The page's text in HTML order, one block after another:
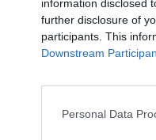
information disclosed
further disclosure of
participants. This
Downstream
Personal Data
Dela